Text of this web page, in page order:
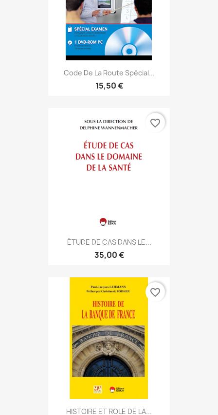
Code De La Route Spécial...
15,50 €
ÉTUDE DE CAS DANS LE...
35,00 €
favorite_border
HISTOIRE ET ROLE DE LA...
favorite_border